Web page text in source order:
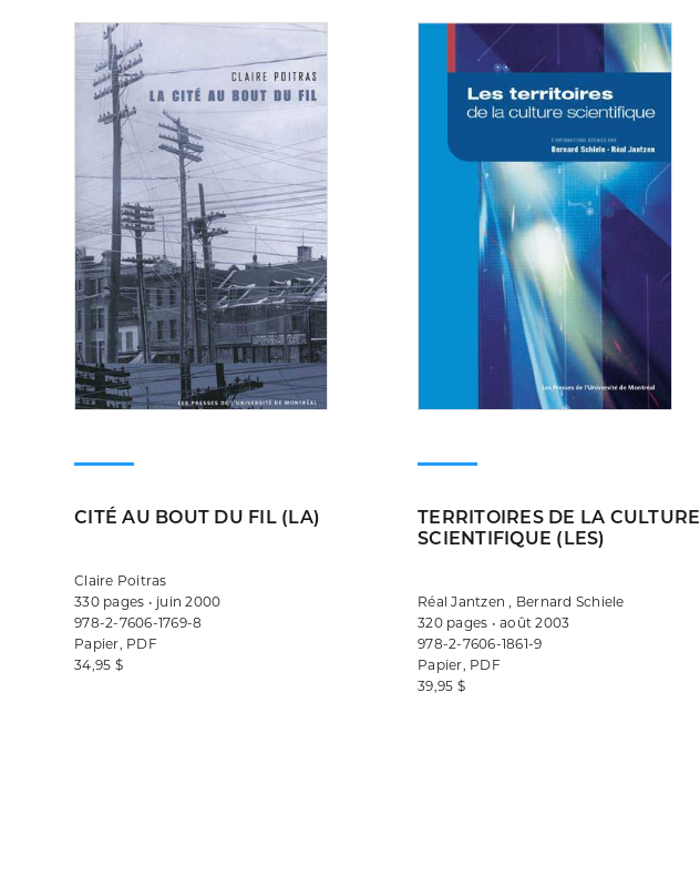
CITÉ AU BOUT DU FIL (LA)
Claire Poitras
330 pages • juin 2000
978-2-7606-1769-8
Papier, PDF
34,95 $
TERRITOIRES DE LA CULTURE
SCIENTIFIQUE (LES)
Réal Jantzen , Bernard Schiele
320 pages • août 2003
978-2-7606-1861-9
Papier, PDF
39,95 $